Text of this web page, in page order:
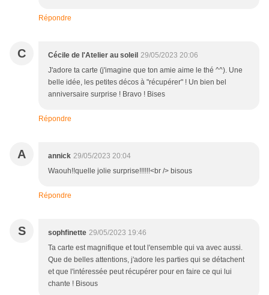
Répondre
C Cécile de l'Atelier au soleil 29/05/2023 20:06
J'adore ta carte (j'imagine que ton amie aime le thé ^^). Une
belle idée, les petites décos à "récupérer" ! Un bien bel
anniversaire surprise ! Bravo ! Bises
Répondre
A annick 29/05/2023 20:04
Waouh!!quelle jolie surprise!!!!!!<br /> bisous
Répondre
S sophfinette 29/05/2023 19:46
Ta carte est magnifique et tout l'ensemble qui va avec aussi.
Que de belles attentions, j'adore les parties qui se détachent
et que l'intéressée peut récupérer pour en faire ce qui lui
chante ! Bisous